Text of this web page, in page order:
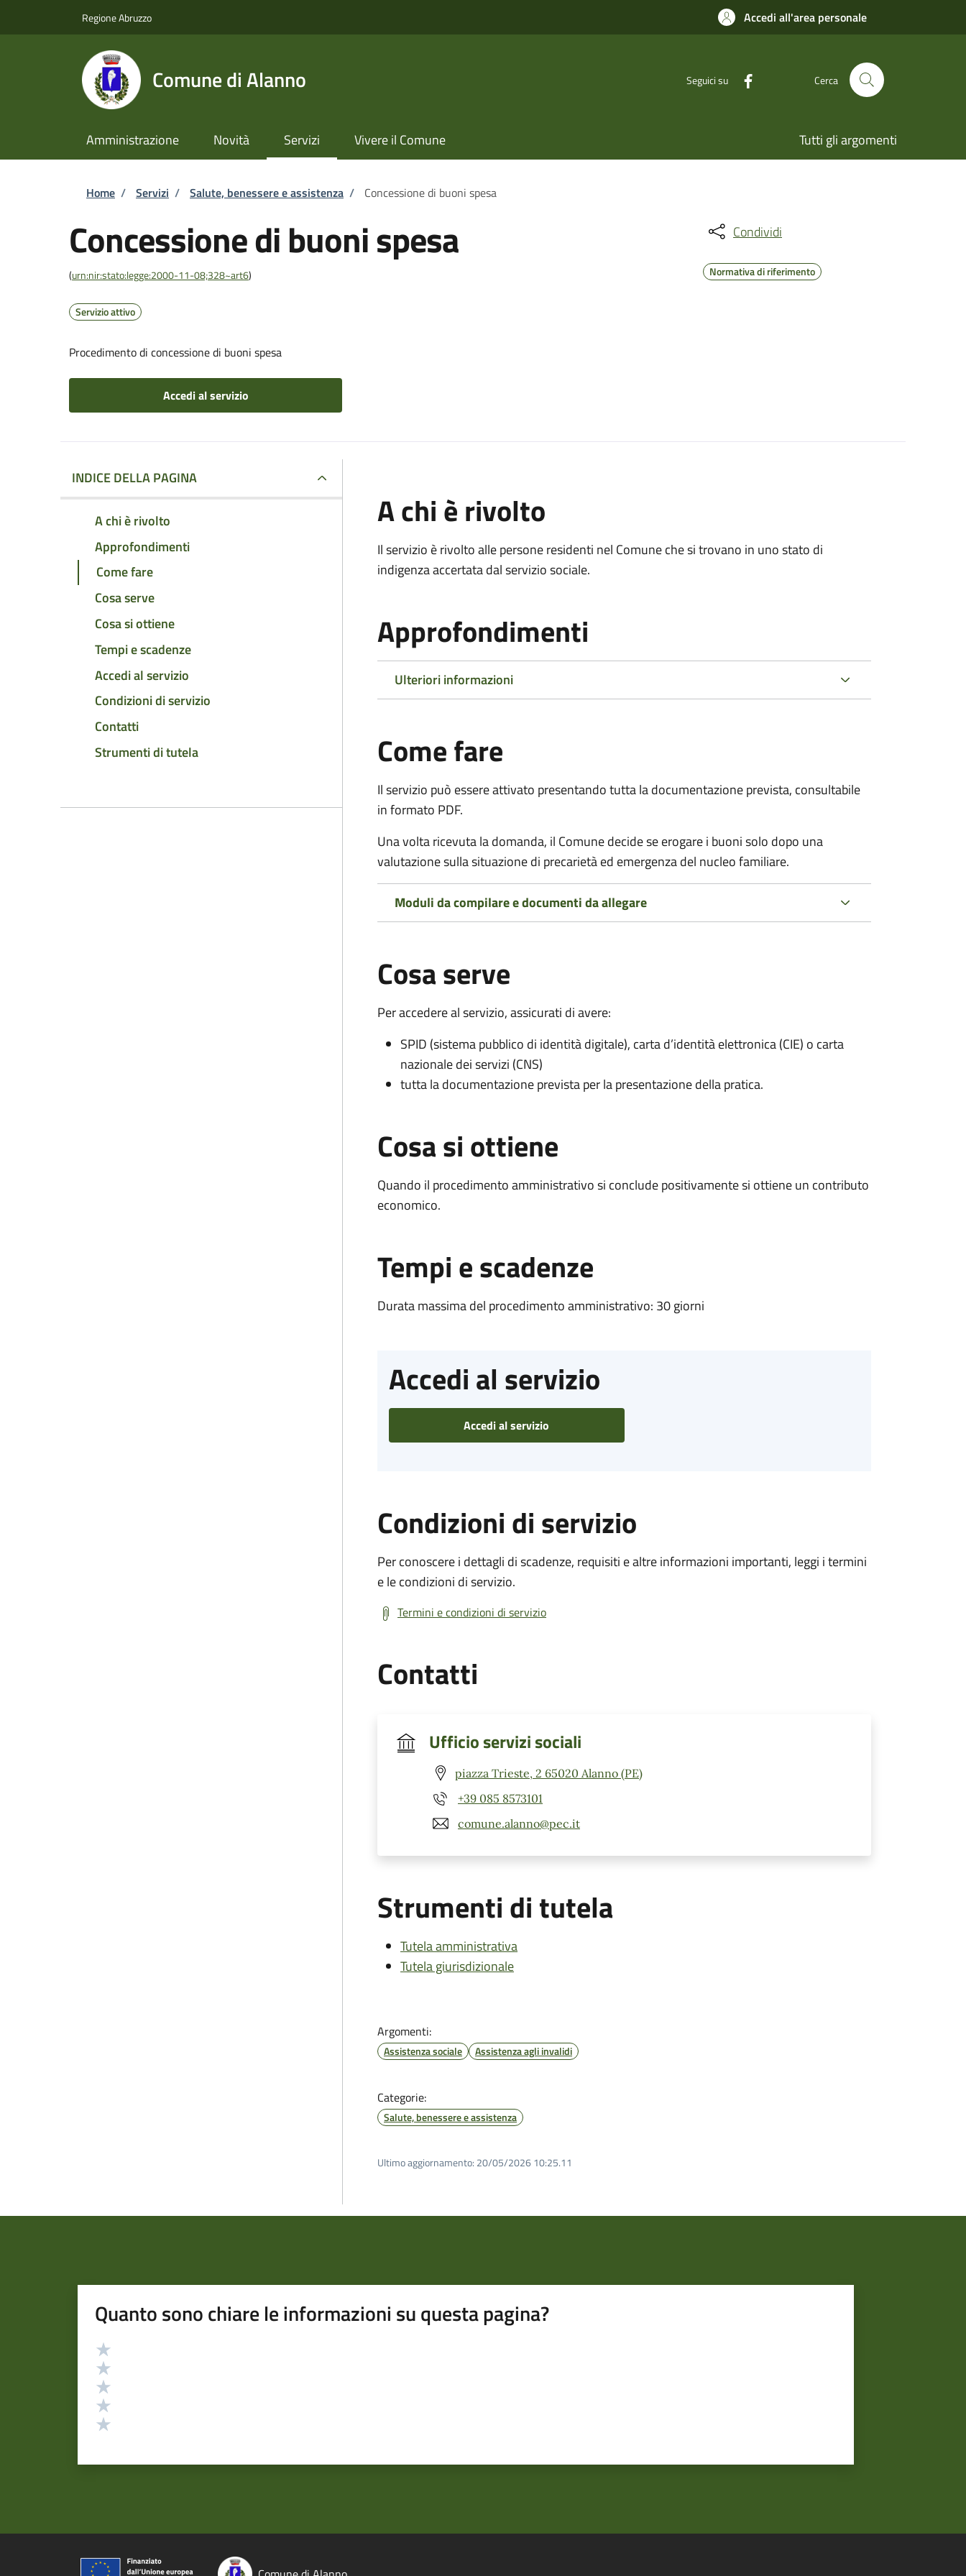
Regione Abruzzo Accedi all'area personale
Comune di Alanno Seguici su Cerca
Amministrazione Novità Servizi Vivere il Comune Tutti gli argomenti
Briciole di pane
Home / Servizi / Salute, benessere e assistenza / Concessione di buoni spesa
Concessione di buoni spesa
(urn:nir:stato:legge:2000-11-08;328~art6)
Servizio attivo
Procedimento di concessione di buoni spesa
Accedi al servizio
Condividi
Normativa di riferimento
INDICE DELLA PAGINA
A chi è rivolto
Approfondimenti
Come fare
Cosa serve
Cosa si ottiene
Tempi e scadenze
Accedi al servizio
Condizioni di servizio
Contatti
Strumenti di tutela
A chi è rivolto
Il servizio è rivolto alle persone residenti nel Comune che si trovano in uno stato di
indigenza accertata dal servizio sociale.
Approfondimenti
Ulteriori informazioni
Come fare
Il servizio può essere attivato presentando tutta la documentazione prevista, consultabile
in formato PDF.
Una volta ricevuta la domanda, il Comune decide se erogare i buoni solo dopo una
valutazione sulla situazione di precarietà ed emergenza del nucleo familiare.
Moduli da compilare e documenti da allegare
Cosa serve
Per accedere al servizio, assicurati di avere:
SPID (sistema pubblico di identità digitale), carta d’identità elettronica (CIE) o carta
nazionale dei servizi (CNS)
tutta la documentazione prevista per la presentazione della pratica.
Cosa si ottiene
Quando il procedimento amministrativo si conclude positivamente si ottiene un contributo
economico.
Tempi e scadenze
Durata massima del procedimento amministrativo: 30 giorni
Accedi al servizio
Accedi al servizio
Condizioni di servizio
Per conoscere i dettagli di scadenze, requisiti e altre informazioni importanti, leggi i termini
e le condizioni di servizio.
Termini e condizioni di servizio
Contatti
Ufficio servizi sociali
piazza Trieste, 2 65020 Alanno (PE)
+39 085 8573101
comune.alanno@pec.it
Strumenti di tutela
Tutela amministrativa
Tutela giurisdizionale
Argomenti:
Assistenza sociale Assistenza agli invalidi
Categorie:
Salute, benessere e assistenza
Ultimo aggiornamento: 20/05/2026 10:25.11
Quanto sono chiare le informazioni su questa pagina?
Valutazione